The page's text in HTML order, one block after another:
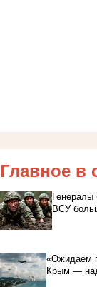
Главное в
Генералы
ВСУ
«Ожидаем
Крым —